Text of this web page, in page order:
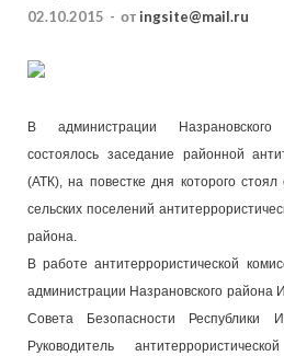
02.10.2015 - от ingsite@mail.ru
В администрации
состоялось заседание районной
(АТК), на повестке дня которого стоял
сельских поселений
района.
В работе антитеррористической
администрации Назрановского района
Совета Безопасности Республики
Руководитель